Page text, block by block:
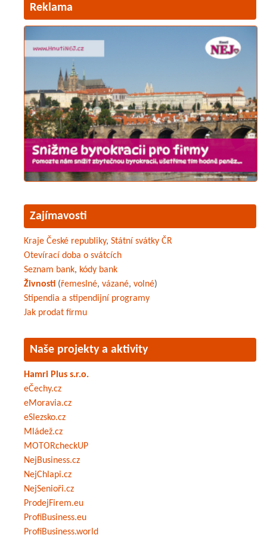
Reklama
Zajímavosti
Kraje České republiky, Státní svátky ČR
Otevírací doba o svátcích
Seznam bank, kódy bank
Živnosti (řemeslné, vázané, volné)
Stipendia a stipendijní programy
Jak prodat firmu
Naše projekty a aktivity
Hamri Plus s.r.o.
eČechy.cz
eMoravia.cz
eSlezsko.cz
Mládež.cz
MOTORcheckUP
NejBusiness.cz
NejChlapi.cz
NejSenioři.cz
ProdejFirem.eu
ProfiBusiness.eu
ProfiBusiness.world